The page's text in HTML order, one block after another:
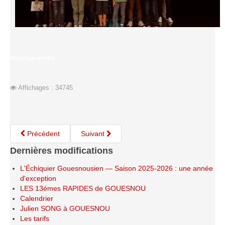
Les Rapides
Les tournois de saison
Le Challenge 2012-2013
Bretagne Jeunes 2012
Les compétitions
Les équipes Adultes
Les équipes Jeunes
Les championnats individuels
Les tournois
Affichages : 34745
Précédent Suivant
Dernières modifications
L'Échiquier Gouesnousien — Saison 2025-2026 : une année
d'exception
LES 13émes RAPIDES de GOUESNOU
Calendrier
Julien SONG à GOUESNOU
Les tarifs